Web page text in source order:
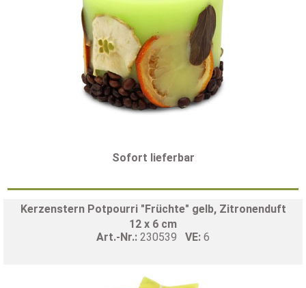
Sofort lieferbar
Kerzenstern Potpourri "Früchte" gelb, Zitronenduft
12 x 6 cm
Art.-Nr.: 230539 VE: 6